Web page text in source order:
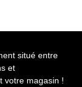
situé entre
et
votre magasin !